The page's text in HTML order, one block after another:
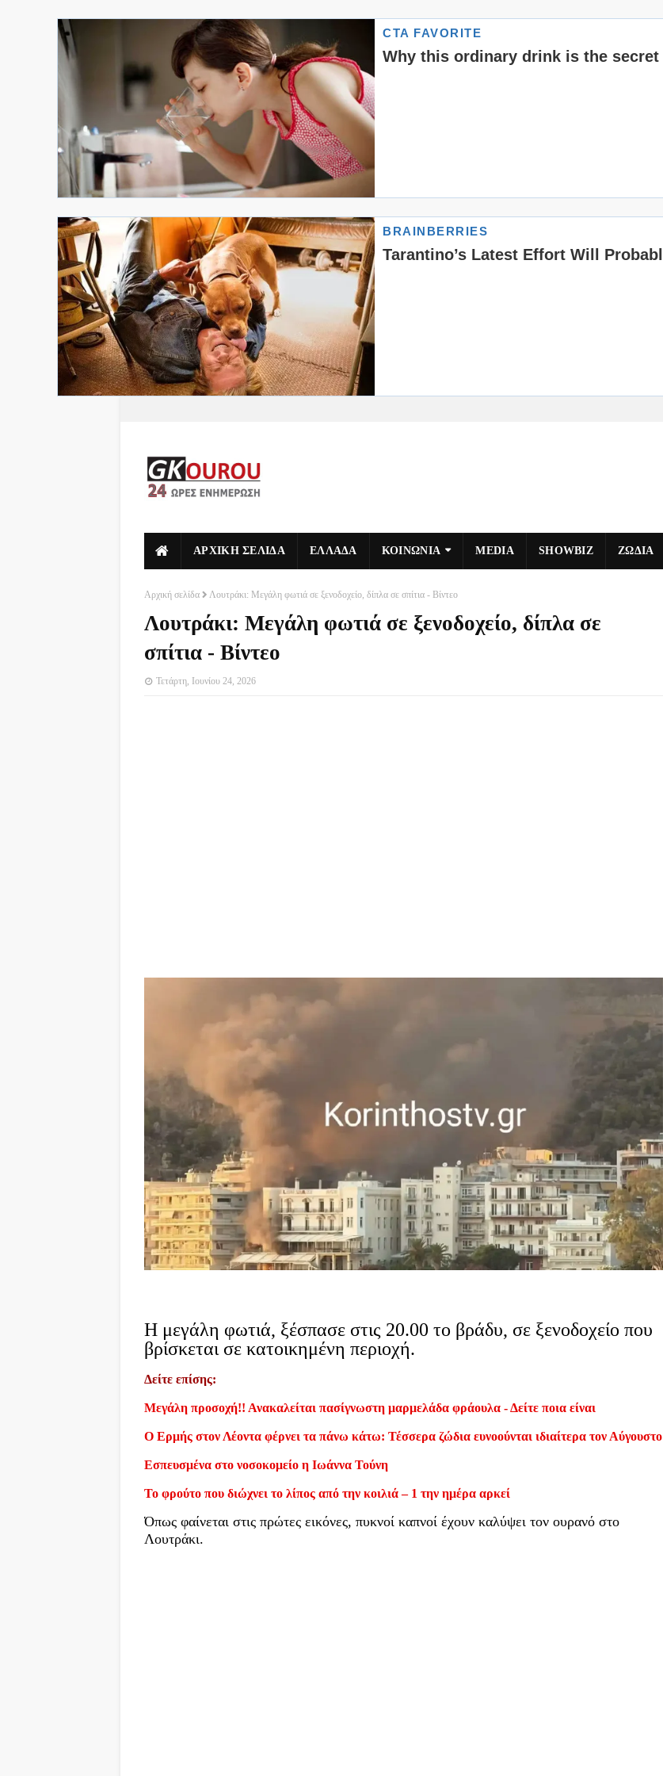
ΑΡΧΙΚΗ ΣΕΛΙΔΑ ΕΛΛΑΔΑ ΚΟΙΝΩΝΙΑ MEDIA SHOWBIZ ΖΩΔΙΑ
Αρχική σελίδα Λουτράκι: Μεγάλη φωτιά σε ξενοδοχείο, δίπλα σε σπίτια - Βίντεο
Λουτράκι: Μεγάλη φωτιά σε ξενοδοχείο, δίπλα σε
σπίτια - Βίντεο
Τετάρτη, Ιουνίου 24, 2026
Η μεγάλη φωτιά, ξέσπασε στις 20.00 το βράδυ, σε ξενοδοχείο που
βρίσκεται σε κατοικημένη περιοχή.
Δείτε επίσης:
Μεγάλη προσοχή!! Ανακαλείται πασίγνωστη μαρμελάδα φράουλα - Δείτε ποια είναι
Ο Ερμής στον Λέοντα φέρνει τα πάνω κάτω: Τέσσερα ζώδια ευνοούνται ιδιαίτερα τον Αύγουστο
Εσπευσμένα στο νοσοκομείο η Ιωάννα Τούνη
Το φρούτο που διώχνει το λίπος από την κοιλιά – 1 την ημέρα αρκεί
Όπως φαίνεται στις πρώτες εικόνες, πυκνοί καπνοί έχουν καλύψει τον ουρανό στο
Λουτράκι.